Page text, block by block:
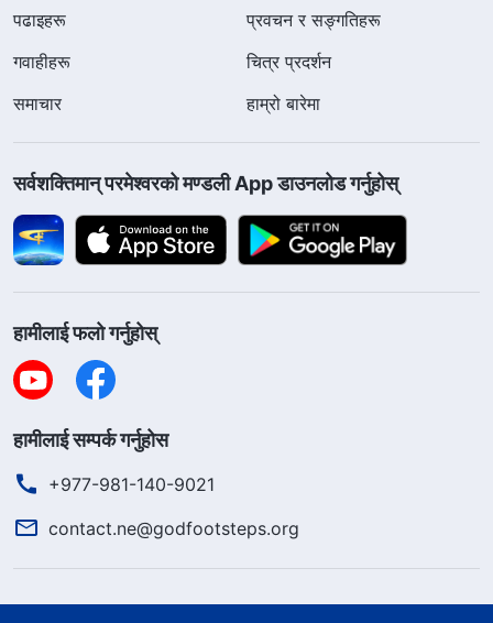
पढाइहरू
प्रवचन र सङ्गतिहरू
गवाहीहरू
चित्र प्रदर्शन
समाचार
हाम्रो बारेमा
सर्वशक्तिमान्‌ परमेश्‍वरको मण्डली App डाउनलोड गर्नुहोस्
हामीलाई फलो गर्नुहोस्
हामीलाई सम्पर्क गर्नुहोस
+977-981-140-9021
contact.ne@godfootsteps.org